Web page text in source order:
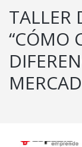
TALLER
“CÓMO